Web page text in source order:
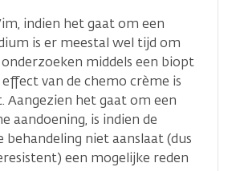
indien het gaat om een
is er meestal wel tijd om
middels een biopt
van de chemo crème is
Aangezien het gaat om een
aandoening, is indien de
behandeling niet aanslaat (dus
een mogelijke reden